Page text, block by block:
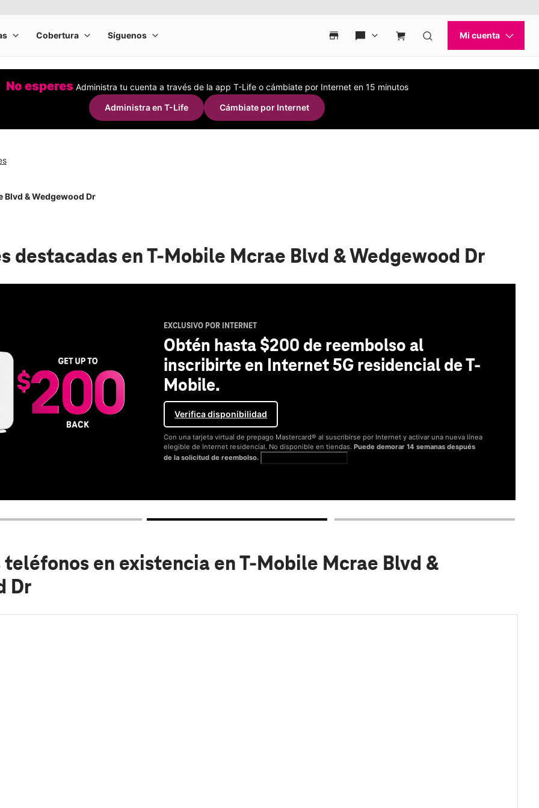
No esperes Administra tu cuenta a través de la app T-Life o cámbiate por Internet en 15 minutos
Administra en T-Life
Cámbiate por Internet
Blvd & Wedgewood Dr
destacadas en T-Mobile Mcrae Blvd & Wedgewood Dr
EXCLUSIVO POR INTERNET
Obtén hasta $200 de reembolso al
inscribirte en Internet 5G residencial de T-
Mobile.
Verifica disponibilidad
Con una tarjeta virtual de prepago Mastercard® al suscribirse por Internet y activar una nueva línea
elegible de Internet residencial. No disponible en tiendas.Puede demorar 14 semanas después
de la solicitud de reembolso.
teléfonos en existencia en T-Mobile Mcrae Blvd &
Dr